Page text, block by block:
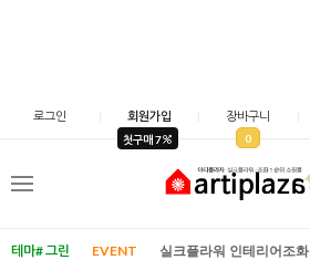
로그인 회원가입
첫구매 7
장바구니
0
메
테마# 그린 EVENT 실크플라워 인테리어조화